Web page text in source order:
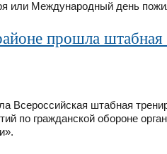
или Международный день
прошла штабная
Всероссийская штабная
по гражданской обороне